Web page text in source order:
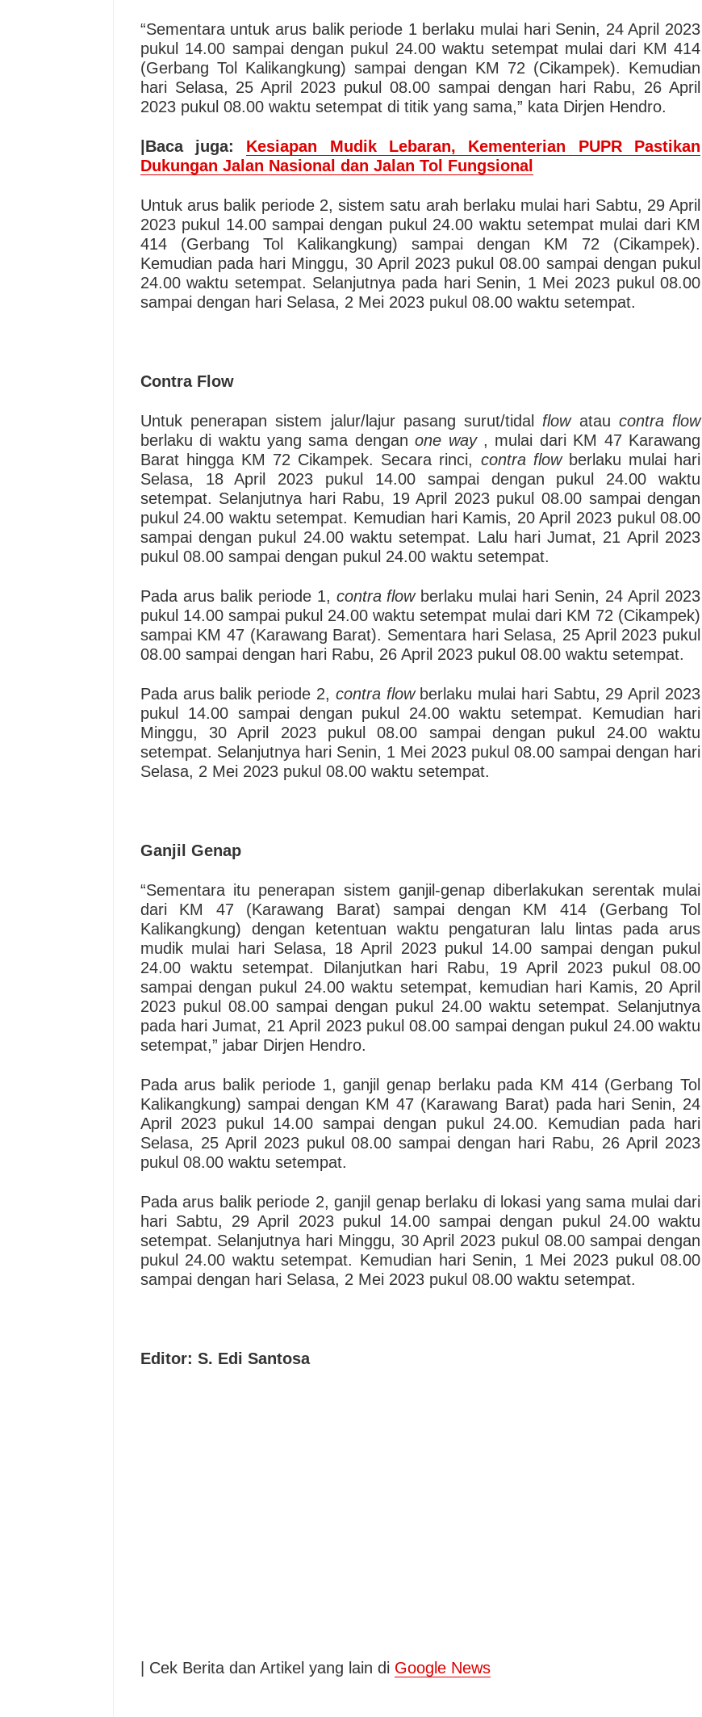
“Sementara untuk arus balik periode 1 berlaku mulai hari Senin, 24 April 2023
pukul 14.00 sampai dengan pukul 24.00 waktu setempat mulai dari KM 414
(Gerbang Tol Kalikangkung) sampai dengan KM 72 (Cikampek). Kemudian
hari Selasa, 25 April 2023 pukul 08.00 sampai dengan hari Rabu, 26 April
2023 pukul 08.00 waktu setempat di titik yang sama,” kata Dirjen Hendro.
|Baca juga: Kesiapan Mudik Lebaran, Kementerian PUPR Pastikan
Dukungan Jalan Nasional dan Jalan Tol Fungsional
Untuk arus balik periode 2, sistem satu arah berlaku mulai hari Sabtu, 29 April
2023 pukul 14.00 sampai dengan pukul 24.00 waktu setempat mulai dari KM
414 (Gerbang Tol Kalikangkung) sampai dengan KM 72 (Cikampek).
Kemudian pada hari Minggu, 30 April 2023 pukul 08.00 sampai dengan pukul
24.00 waktu setempat. Selanjutnya pada hari Senin, 1 Mei 2023 pukul 08.00
sampai dengan hari Selasa, 2 Mei 2023 pukul 08.00 waktu setempat.
Contra Flow
Untuk penerapan sistem jalur/lajur pasang surut/tidal flowatau contra flow
berlaku di waktu yang sama denganone way, mulai dari KM 47 Karawang
Barat hingga KM 72 Cikampek. Secara rinci, contra flowberlaku mulai hari
Selasa, 18 April 2023 pukul 14.00 sampai dengan pukul 24.00 waktu
setempat. Selanjutnya hari Rabu, 19 April 2023 pukul 08.00 sampai dengan
pukul 24.00 waktu setempat. Kemudian hari Kamis, 20 April 2023 pukul 08.00
sampai dengan pukul 24.00 waktu setempat. Lalu hari Jumat, 21 April 2023
pukul 08.00 sampai dengan pukul 24.00 waktu setempat.
Pada arus balik periode 1, contra flowberlaku mulai hari Senin, 24 April 2023
pukul 14.00 sampai pukul 24.00 waktu setempat mulai dari KM 72 (Cikampek)
sampai KM 47 (Karawang Barat). Sementara hari Selasa, 25 April 2023 pukul
08.00 sampai dengan hari Rabu, 26 April 2023 pukul 08.00 waktu setempat.
Pada arus balik periode 2, contra flowberlaku mulai hari Sabtu, 29 April 2023
pukul 14.00 sampai dengan pukul 24.00 waktu setempat. Kemudian hari
Minggu, 30 April 2023 pukul 08.00 sampai dengan pukul 24.00 waktu
setempat. Selanjutnya hari Senin, 1 Mei 2023 pukul 08.00 sampai dengan hari
Selasa, 2 Mei 2023 pukul 08.00 waktu setempat.
Ganjil Genap
“Sementara itu penerapan sistem ganjil-genap diberlakukan serentak mulai
dari KM 47 (Karawang Barat) sampai dengan KM 414 (Gerbang Tol
Kalikangkung) dengan ketentuan waktu pengaturan lalu lintas pada arus
mudik mulai hari Selasa, 18 April 2023 pukul 14.00 sampai dengan pukul
24.00 waktu setempat. Dilanjutkan hari Rabu, 19 April 2023 pukul 08.00
sampai dengan pukul 24.00 waktu setempat, kemudian hari Kamis, 20 April
2023 pukul 08.00 sampai dengan pukul 24.00 waktu setempat. Selanjutnya
pada hari Jumat, 21 April 2023 pukul 08.00 sampai dengan pukul 24.00 waktu
setempat,” jabar Dirjen Hendro.
Pada arus balik periode 1, ganjil genap berlaku pada KM 414 (Gerbang Tol
Kalikangkung) sampai dengan KM 47 (Karawang Barat) pada hari Senin, 24
April 2023 pukul 14.00 sampai dengan pukul 24.00. Kemudian pada hari
Selasa, 25 April 2023 pukul 08.00 sampai dengan hari Rabu, 26 April 2023
pukul 08.00 waktu setempat.
Pada arus balik periode 2, ganjil genap berlaku di lokasi yang sama mulai dari
hari Sabtu, 29 April 2023 pukul 14.00 sampai dengan pukul 24.00 waktu
setempat. Selanjutnya hari Minggu, 30 April 2023 pukul 08.00 sampai dengan
pukul 24.00 waktu setempat. Kemudian hari Senin, 1 Mei 2023 pukul 08.00
sampai dengan hari Selasa, 2 Mei 2023 pukul 08.00 waktu setempat.
Editor: S. Edi Santosa
| Cek Berita dan Artikel yang lain di Google News